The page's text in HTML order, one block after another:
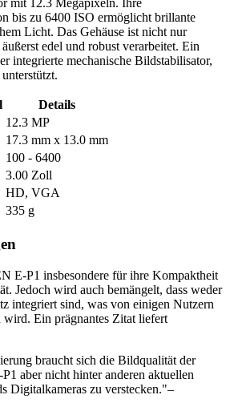
mit 12.3 Megapixeln. Ihre
bis zu 6400 ISO ermöglicht brillante
Licht. Das Gehäuse ist nicht nur
edel und robust verarbeitet. Ein
integrierte mechanische Bildstabilisator,
Details
12.3 MP
17.3 mm x 13.0 mm
100 - 6400
3.00 Zoll
HD, VGA
335 g
E-P1 insbesondere für ihre Kompaktheit
Jedoch wird auch bemängelt, dass weder
integriert sind, was von einigen Nutzern
wird. Ein prägnantes Zitat liefert
braucht sich die Bildqualität der
aber nicht hinter anderen aktuellen
Digitalkameras zu verstecken."–